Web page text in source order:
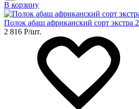
В корзину
Полок абаш африканский сорт экстра
2 816 Р/шт.